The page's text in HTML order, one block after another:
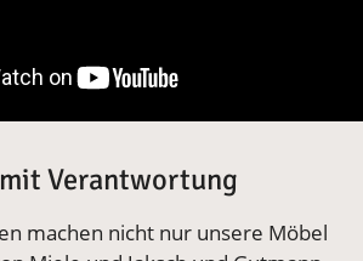
Verantwortung
machen nicht nur unsere Möbel